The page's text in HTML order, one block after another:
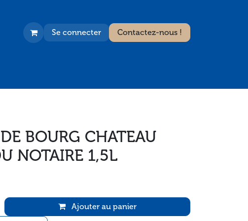
Se connecter Contactez-nous !
BOURG CHATEAU
NOTAIRE 1,5L
Ajouter au panier